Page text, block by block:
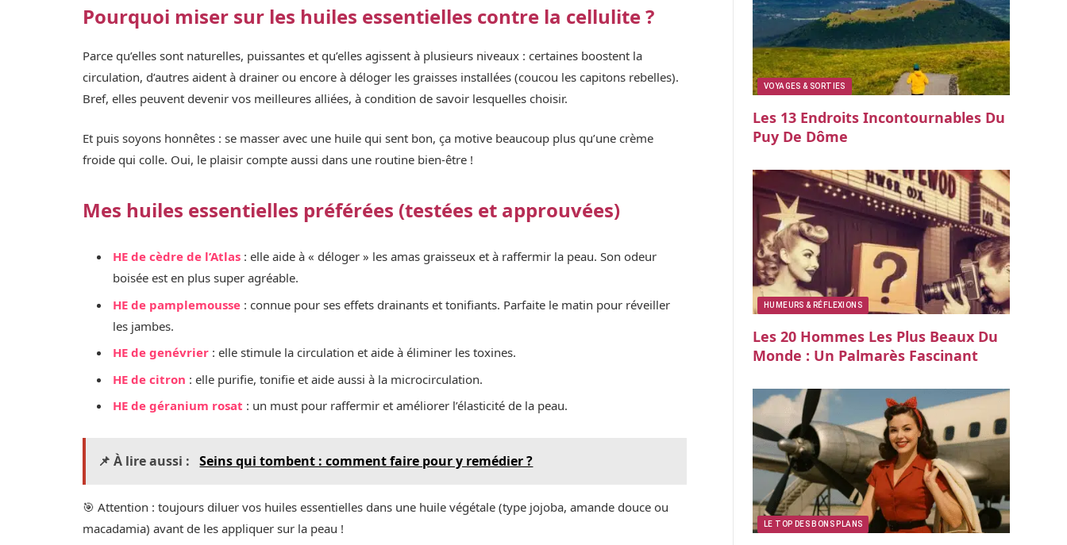
Pourquoi miser sur les huiles essentielles contre la cellulite ?
Parce qu’elles sont naturelles, puissantes et qu’elles agissent à plusieurs niveaux : certaines boostent la
circulation, d’autres aident à drainer ou encore à déloger les graisses installées (coucou les capitons rebelles).
Bref, elles peuvent devenir vos meilleures alliées, à condition de savoir lesquelles choisir.
Et puis soyons honnêtes : se masser avec une huile qui sent bon, ça motive beaucoup plus qu’une crème
froide qui colle. Oui, le plaisir compte aussi dans une routine bien-être !
Mes huiles essentielles préférées (testées et approuvées)
HE de cèdre de l’Atlas : elle aide à « déloger » les amas graisseux et à raffermir la peau. Son odeur
boisée est en plus super agréable.
HE de pamplemousse : connue pour ses effets drainants et tonifiants. Parfaite le matin pour réveiller
les jambes.
HE de genévrier : elle stimule la circulation et aide à éliminer les toxines.
HE de citron : elle purifie, tonifie et aide aussi à la microcirculation.
HE de géranium rosat : un must pour raffermir et améliorer l’élasticité de la peau.
📌 À lire aussi : Seins qui tombent : comment faire pour y remédier ?
🎯 Attention : toujours diluer vos huiles essentielles dans une huile végétale (type jojoba, amande douce ou
macadamia) avant de les appliquer sur la peau !
VOYAGES & SORTIES
Les 13 Endroits Incontournables Du
Puy De Dôme
HUMEURS & RÉFLEXIONS
Les 20 Hommes Les Plus Beaux Du
Monde : Un Palmarès Fascinant
LE TOP DES BONS PLANS